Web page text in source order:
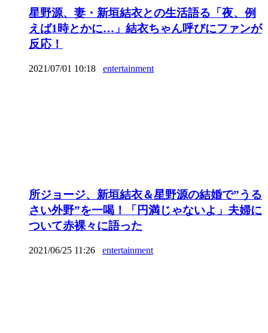
星野源、妻・新垣結衣との生活語る「夜、例
えば1時とかに…」結衣ちゃん呼びにファンが
反応！
2021/07/01 10:18 entertainment
所ジョージ、新垣結衣＆星野源の結婚で”うる
さい外野”を一喝！「円満じゃないよ」夫婦に
ついて赤裸々に語った
2021/06/25 11:26 entertainment